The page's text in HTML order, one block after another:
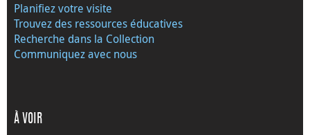
Planifiez votre visite
Trouvez des ressources éducatives
Recherche dans la Collection
Communiquez avec nous
À VOIR